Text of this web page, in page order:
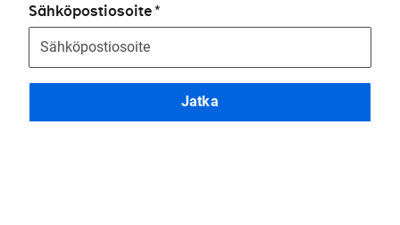
Sähköpostiosoite
Jatka